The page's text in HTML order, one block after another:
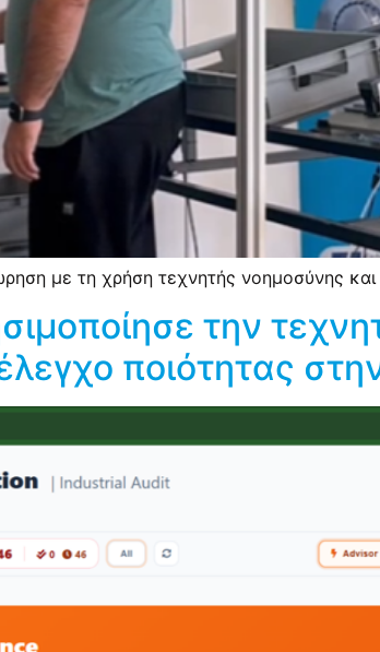
με τη χρήση τεχνητής νοημοσύνης
την
ποιότητας